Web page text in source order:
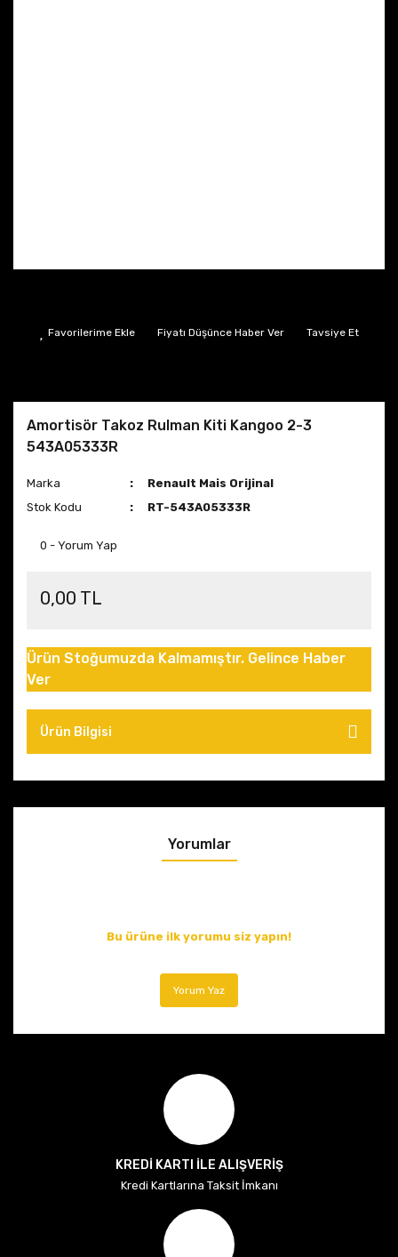
Fiyatı Düşünce Haber Ver Tavsiye Et
Amortisör Takoz Rulman Kiti Kangoo 2-3
543A05333R
Marka
Renault Mais Orijinal
Stok Kodu
RT-543A05333R
0 - Yorum Yap
0,00 TL
Ürün Stoğumuzda Kalmamıştır. Gelince Haber
Ver
Ürün Bilgisi
Yorumlar
Bu ürüne ilk yorumu siz yapın!
Yorum Yaz
KREDİ KARTI İLE ALIŞVERİŞ
Kredi Kartlarına Taksit İmkanı